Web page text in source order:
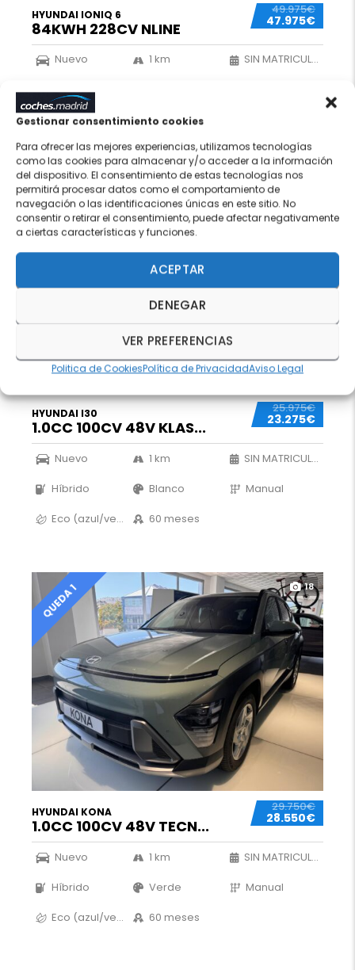
Gestionar consentimiento cookies
Para ofrecer las mejores experiencias, utilizamos tecnologías
como las cookies para almacenar y/o acceder a la información
del dispositivo. El consentimiento de estas tecnologías nos
permitirá procesar datos como el comportamiento de
navegación o las identificaciones únicas en este sitio. No
consentir o retirar el consentimiento, puede afectar negativamente
a ciertas características y funciones.
ACEPTAR
DENEGAR
VER PREFERENCIAS
Politica de CookiesPolítica de PrivacidadAviso Legal
49.975€
47.975€
HYUNDAI IONIQ 6
84KWH 228CV NLINE
Nuevo 1 km
SIN MATRICULAR
Eléctrico
0 (Azul)
60 meses
QUEDA 1
25.975€
23.275€
HYUNDAI I30
1.0CC 100CV 48V KLAS...
Nuevo 1 km
SIN MATRICULAR
Híbrido
Blanco
Manual
Eco (azul/verde)
60 meses
QUEDA 1 18
29.750€
28.550€
HYUNDAI KONA
1.0CC 100CV 48V TECN...
Nuevo 1 km
SIN MATRICULAR
Híbrido
Verde
Manual
Eco (azul/verde)
60 meses